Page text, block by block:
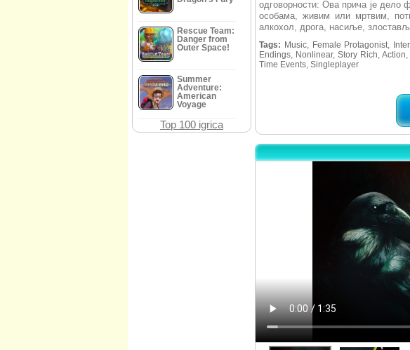
Rescue Team:
Danger from
Outer Space!
Summer
Adventure:
American
Voyage
Top 100 igrica
одговорности: Ова прича је дело
особама, живим или мртвим,
алкохол, дрога, насиље,
Tags: Music, Female Protagonist,
Endings, Nonlinear, Story Rich,
Time Events, Singleplayer